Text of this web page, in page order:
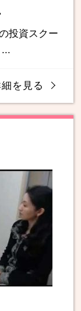
投資スクー
を見る